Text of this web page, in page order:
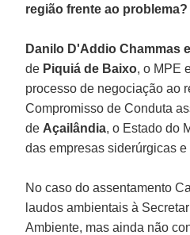
região frente ao problema?
Danilo D'Addio Chammas
de Piquiá de Baixo, o MPE
processo de negociação ao
Compromisso de Conduta
de Açailândia, o Estado do
das empresas siderúrgicas e
No caso do assentamento
laudos ambientais à
Ambiente, mas ainda não